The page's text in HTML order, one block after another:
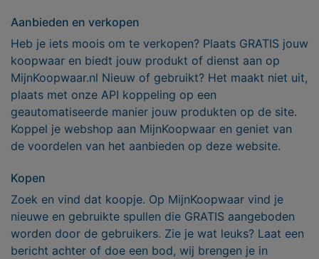
Aanbieden en verkopen
Heb je iets moois om te verkopen? Plaats GRATIS jouw
koopwaar en biedt jouw produkt of dienst aan op
MijnKoopwaar.nl Nieuw of gebruikt? Het maakt niet uit,
plaats met onze API koppeling op een
geautomatiseerde manier jouw produkten op de site.
Koppel je webshop aan MijnKoopwaar en geniet van
de voordelen van het aanbieden op deze website.
Kopen
Zoek en vind dat koopje. Op MijnKoopwaar vind je
nieuwe en gebruikte spullen die GRATIS aangeboden
worden door de gebruikers. Zie je wat leuks? Laat een
bericht achter of doe een bod, wij brengen je in